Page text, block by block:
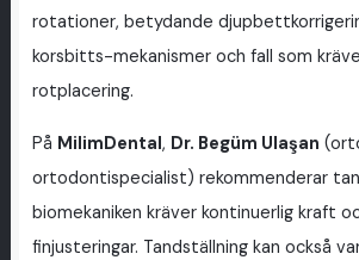
rotationer, betydande
korsbitts-mekanismer och fall som
rotplacering.
På MilimDental, Dr. Begüm Ulaşan
ortodontispecialist) rekommenderar
biomekaniken kräver kontinuerlig kraft
finjusteringar. Tandställning kan också